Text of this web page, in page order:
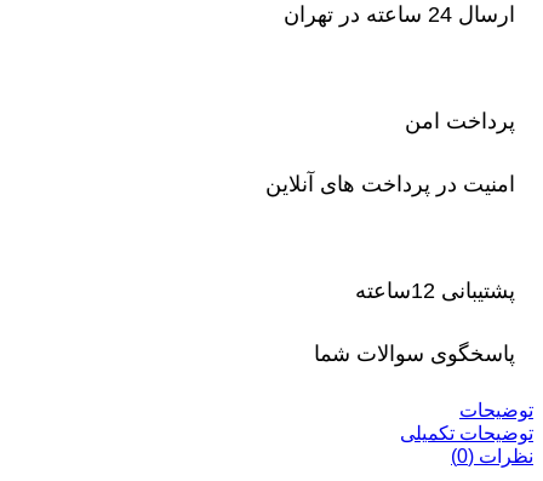
ارسال 24 ساعته در تهران
پرداخت امن
امنیت در پرداخت های آنلاین
پشتیبانی 12ساعته
پاسخگوی سوالات شما
توضیحات
توضیحات تکمیلی
نظرات (0)